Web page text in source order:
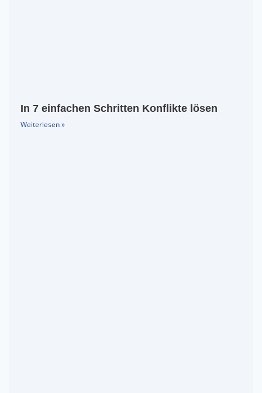
In 7 einfachen Schritten Konflikte lösen
Weiterlesen »